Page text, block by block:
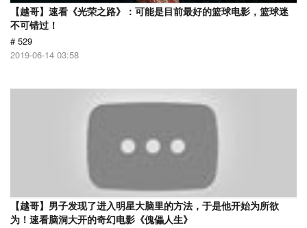
【越哥】速看《光荣之路》：可能是目前最好的篮球电影，篮球迷
不可错过！
# 529
2019-06-14 03:58
【越哥】男子发现了进入明星大脑里的方法，于是他开始为所欲
为！速看脑洞大开的奇幻电影《傀儡人生》